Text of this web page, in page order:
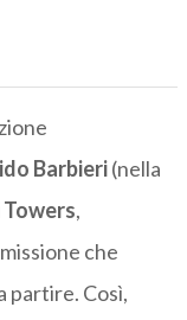
Barbieri(nella
Towers,
che
partire. Così,